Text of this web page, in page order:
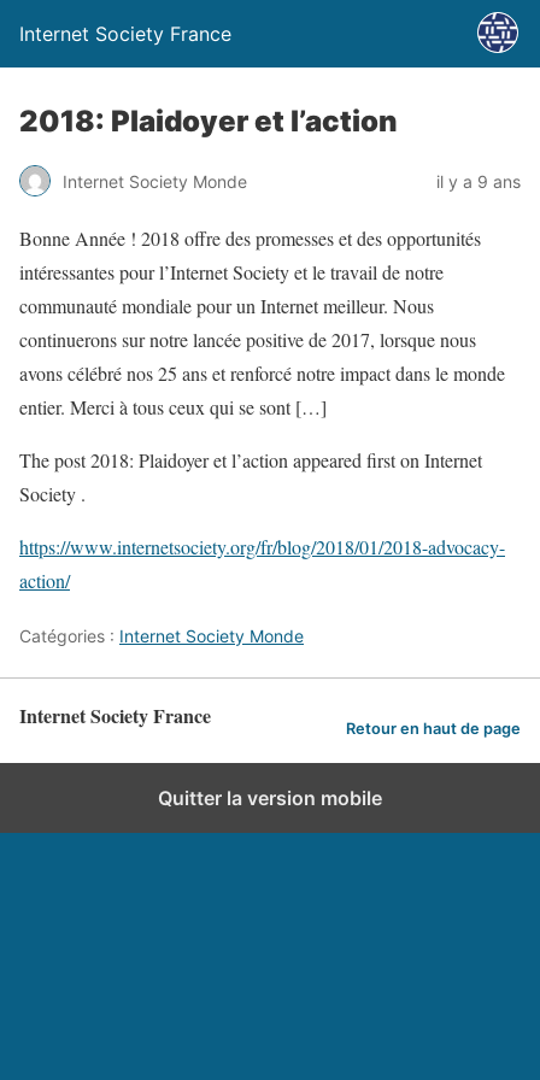
Internet Society France
2018: Plaidoyer et l’action
Internet Society Monde il y a 9 ans
Bonne Année ! 2018 offre des promesses et des opportunités
intéressantes pour l’Internet Society et le travail de notre
communauté mondiale pour un Internet meilleur. Nous
continuerons sur notre lancée positive de 2017, lorsque nous
avons célébré nos 25 ans et renforcé notre impact dans le monde
entier. Merci à tous ceux qui se sont […]
The post 2018: Plaidoyer et l’action appeared first on Internet
Society .
https://www.internetsociety.org/fr/blog/2018/01/2018-advocacy-
action/
Catégories : Internet Society Monde
Internet Society France Retour en haut de page
Quitter la version mobile